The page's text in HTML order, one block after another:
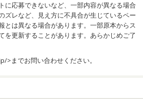
に応募できないなど、一部内容が異なる場合
ズレなど、見え方に不具合が生じているペー
とは異なる場合があります。一部原本からス
更新することがあります。あらかじめご了
>までお問い合わせください。